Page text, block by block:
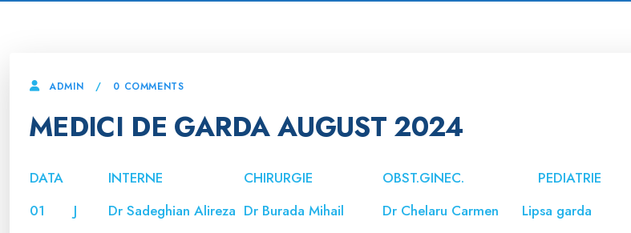
ADMIN 0 COMMENTS
MEDICI DE GARDA AUGUST 2024
DATA INTERNE CHIRURGIE OBST.GINEC.
PEDIATRIE
01
J Dr Sadeghian Alireza Dr Burada Mihail Dr Chelaru Carmen
Lipsa garda